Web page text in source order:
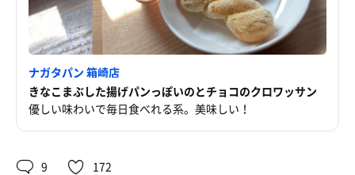
ナガタパン 箱崎店
きなこまぶした揚げパンっぽいのとチョコのクロワッサン
優しい味わいで毎日食べれる系。美味しい！
9 172